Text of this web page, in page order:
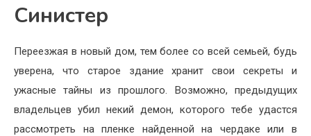
Синистер
Переезжая в новый дом, тем более со всей семьей, будь
уверена, что старое здание хранит свои секреты и
ужасные тайны из прошлого. Возможно, предыдущих
владельцев убил некий демон, которого тебе удастся
рассмотреть на пленке найденной на чердаке или в